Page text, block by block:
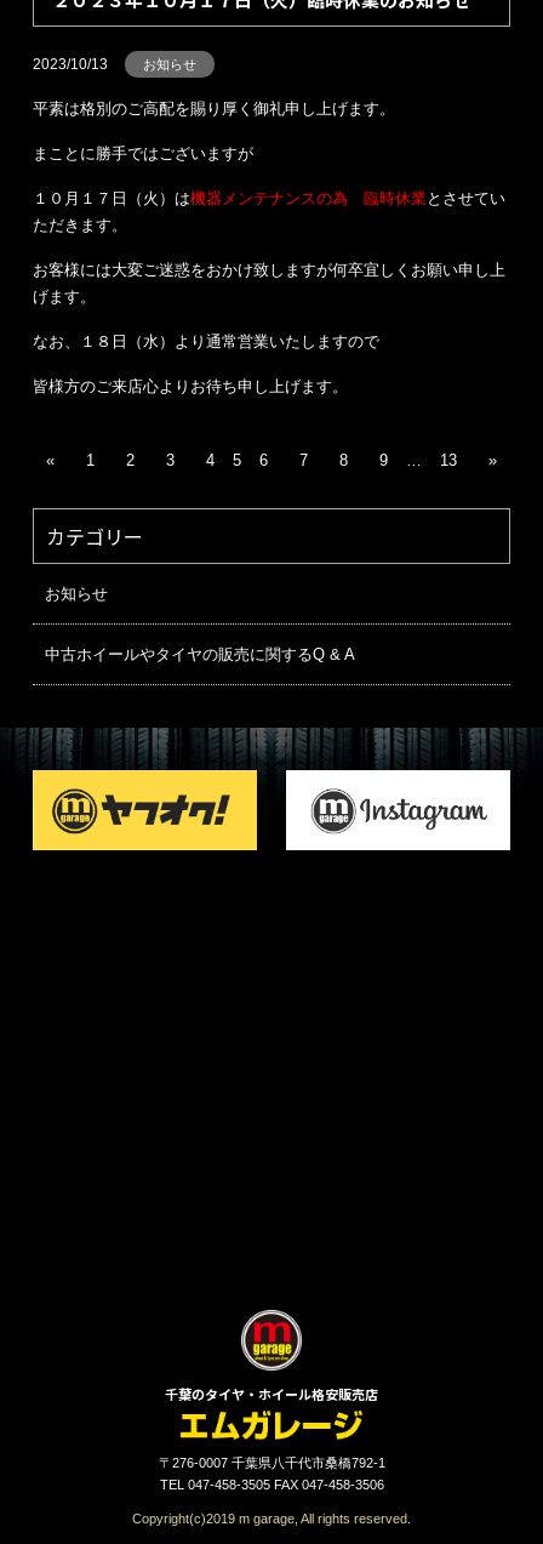
2023/10/13 お知らせ
平素は格別のご高配を賜り厚く御礼申し上げます。
まことに勝手ではございますが
１０月１７日（火）は機器メンテナンスの為 臨時休業とさせてい
ただきます。
お客様には大変ご迷惑をおかけ致しますが何卒宜しくお願い申し上
げます。
なお、１８日（水）より通常営業いたしますので
皆様方のご来店心よりお待ち申し上げます。
« 1 2 3 4 5 6 7 8 9 … 13 »
カテゴリー
お知らせ
中古ホイールやタイヤの販売に関するQ & A
千葉のタイヤ・ホイール格安販売店
〒276-0007 千葉県八千代市桑橋792-1
TEL 047-458-3505 FAX 047-458-3506
Copyright(c)2019 m garage, All rights reserved.